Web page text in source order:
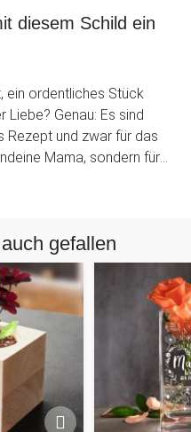
diesem Schild ein
ein ordentliches Stück
Liebe? Genau: Es sind
Rezept und zwar für das
Mama, sondern für
- mit noch weiteren
ich meiner Mutter
sich dieses Wandschild
und dankbares
Schließlich
Schwerstarbeit, auch
Sprösslinge beim
Du Deiner Mutter ein
gefallen